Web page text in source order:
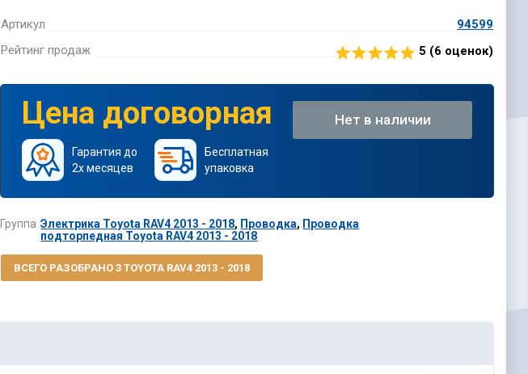
Артикул
94599
Рейтинг продаж
5 (6 оценок)
Цена договорная
Гарантия до
2х месяцев
Бесплатная
упаковка
Нет в наличии
Группа Электрика Toyota RAV4 2013 - 2018, Проводка, Проводка
подторпедная Toyota RAV4 2013 - 2018
ВСЕГО РАЗОБРАНО 3 TOYOTA RAV4 2013 - 2018